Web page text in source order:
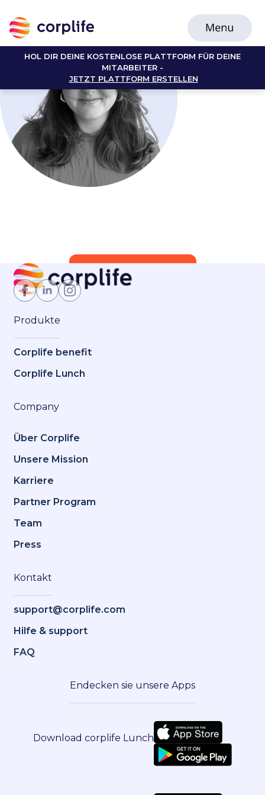
HOL DIR DEINE KOSTENLOSE PLATTFORM FÜR DEINE
MITARBEITER -
JETZT PLATTFORM ERSTELLEN
Jetzt Mitglied werden
Produkte
Corplife benefit
Corplife Lunch
Company
Über Corplife
Unsere Mission
Karriere
Partner Program
Team
Press
Kontakt
support@corplife.com
Hilfe & support
FAQ
Endecken sie unsere Apps
Download corplife Lunch